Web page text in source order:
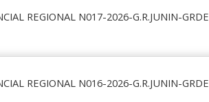
REGIONAL N017-2026-G.R.JUNIN-GRDE
REGIONAL N016-2026-G.R.JUNIN-GRDE